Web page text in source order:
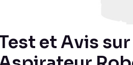
et Avis